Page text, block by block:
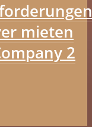
mieten
2